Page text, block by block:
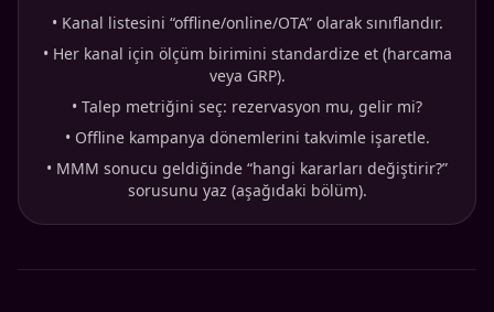
• Kanal listesini “offline/online/OTA” olarak sınıflandır.
• Her kanal için ölçüm birimini standardize et (harcama
veya GRP).
• Talep metriğini seç: rezervasyon mu, gelir mi?
• Offline kampanya dönemlerini takvimle işaretle.
• MMM sonucu geldiğinde “hangi kararları değiştirir?”
sorusunu yaz (aşağıdaki bölüm).